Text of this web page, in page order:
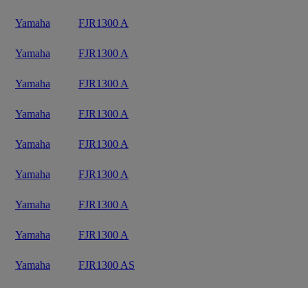
Yamaha FJR1300 A
Yamaha FJR1300 A
Yamaha FJR1300 A
Yamaha FJR1300 A
Yamaha FJR1300 A
Yamaha FJR1300 A
Yamaha FJR1300 A
Yamaha FJR1300 A
Yamaha FJR1300 AS